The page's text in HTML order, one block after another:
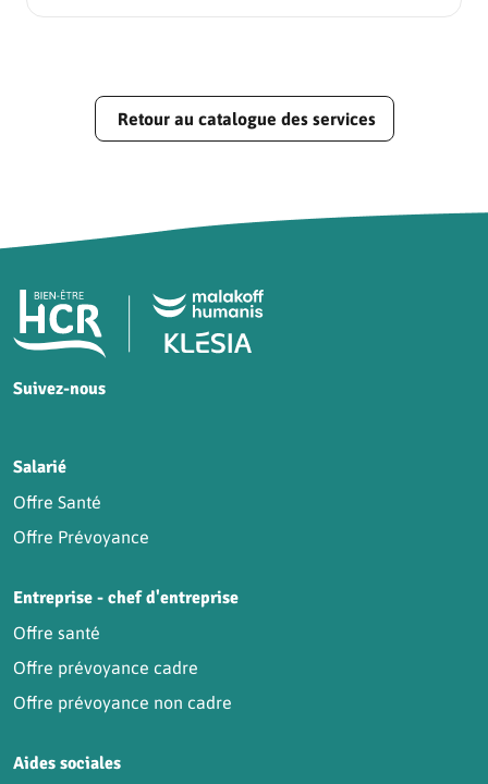
Retour au catalogue des services
Pied de page HCR Bien-Être
Suivez-nous
Salarié
Offre Santé
Offre Prévoyance
Entreprise - chef d'entreprise
Offre santé
Offre prévoyance cadre
Offre prévoyance non cadre
Aides sociales